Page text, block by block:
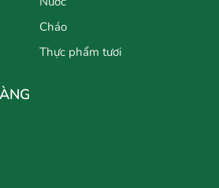
Cháo
Thực phẩm tươi